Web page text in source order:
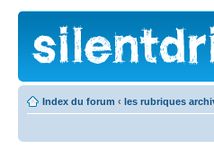
Index du forum ‹ les rubriques